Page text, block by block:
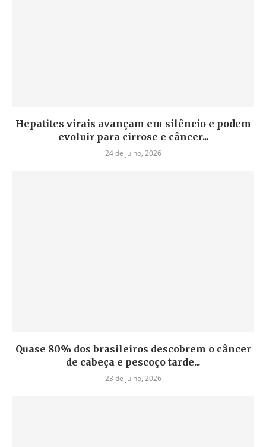
Hepatites virais avançam em silêncio e podem
evoluir para cirrose e câncer...
24 de julho, 2026
Quase 80% dos brasileiros descobrem o câncer
de cabeça e pescoço tarde...
23 de julho, 2026